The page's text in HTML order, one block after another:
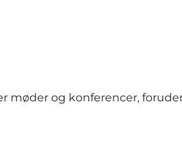
møder og konferencer,